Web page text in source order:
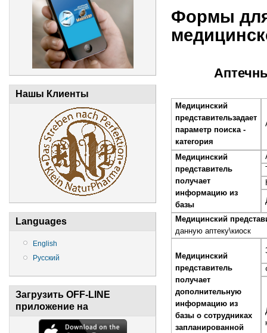
Нашы Клиенты
Languages
English
Русский
Загрузить OFF-LINE
приложение на
Формы
Медицинский
представительзадает
параметр поиска -
категория
Медицинский
представитель
получает
информацию из
базы
Медицинский
данную аптеку\киоск
Медицинский
представитель
получает
дополнительную
информацию из
базы о сотрудниках
запланированной